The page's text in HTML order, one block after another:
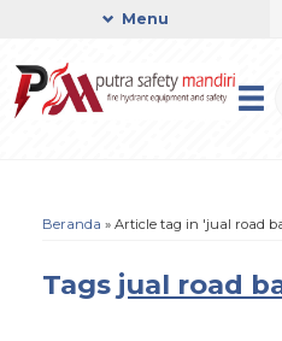
Menu
Beranda » Article tag in 'jual road
Tags jual road